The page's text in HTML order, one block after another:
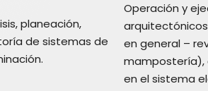
planeación,
de sistemas de
Operación y
en general –
mampostería),
en el sistema